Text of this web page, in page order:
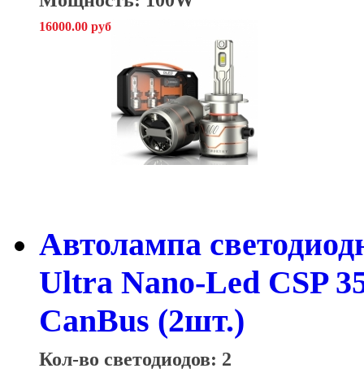
16000.00 руб
Автолампа
Ultra Nano-Led CSP
CanBus (2шт.)
Кол-во светодиодов: 2